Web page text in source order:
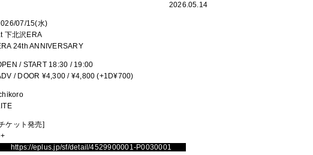
2026.05.14
07/15(水)
下北沢ERA
24th ANNIVERSARY
/ START 18:30 / 19:00
/ DOOR ¥4,300 / ¥4,800 (+1D¥700)
ケット発売]
https://eplus.jp/sf/detail/4529900001-P0030001